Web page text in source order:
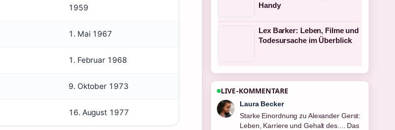
1959
1. Mai 1967
1. Februar 1968
9. Oktober 1973
16. August 1977
Handy
Lex Barker: Leben, Filme und
Todesursache im Überblick
LIVE-KOMMENTARE
Nico Hoffmann
Verfolge Fiete Arp: Karriere, Gehalt und
Abfindung 2026 genau – schaetze den